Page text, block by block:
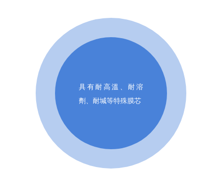
具有耐高溫、耐溶
劑、耐堿等特殊膜芯